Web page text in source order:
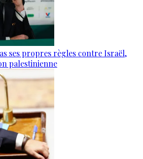
ses propres règles contre Israël,
palestinienne